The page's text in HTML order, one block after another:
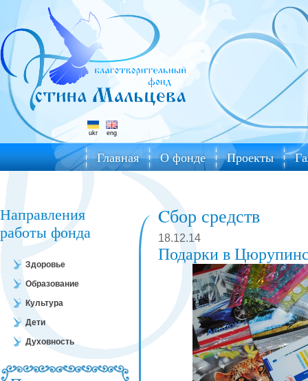
ukr eng
Главная О фонде Проекты
Направления
работы фонда
Здоровье
Образование
Культура
Дети
Духовность
Cбор средств
18.12.14
Подарки в